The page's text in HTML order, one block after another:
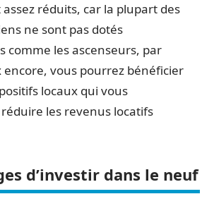
assez réduits, car la plupart des
ne sont pas dotés
comme les ascenseurs, par
encore, vous pourrez bénéficier
locaux qui vous
les revenus locatifs
d’investir dans le neuf